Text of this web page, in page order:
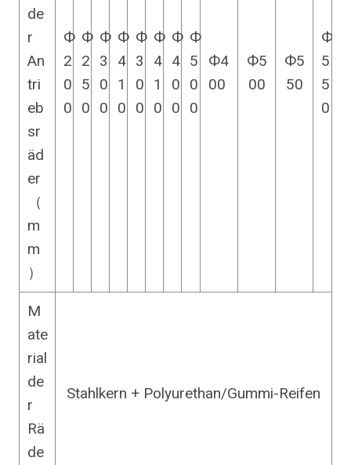
de
r
An
tri
eb
sr
äd
er
（
m
m
）
Ф
2
0
0
Ф
2
5
0
Ф
3
0
0
Ф
4
1
0
Ф
3
0
0
Ф
4
1
0
Ф
4
0
0
Ф
5
0
0
Ф4
00
Ф5
00
Ф5
50
Ф
5
5
0
M
ate
rial
de
r
Rä
de
Stahlkern + Polyurethan/Gummi-Reifen